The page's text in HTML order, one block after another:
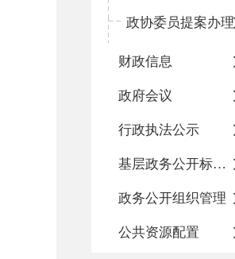
政协委员提案办理
财政信息
政府会议
行政执法公示
基层政务公开标准化规范化
政务公开组织管理
公共资源配置